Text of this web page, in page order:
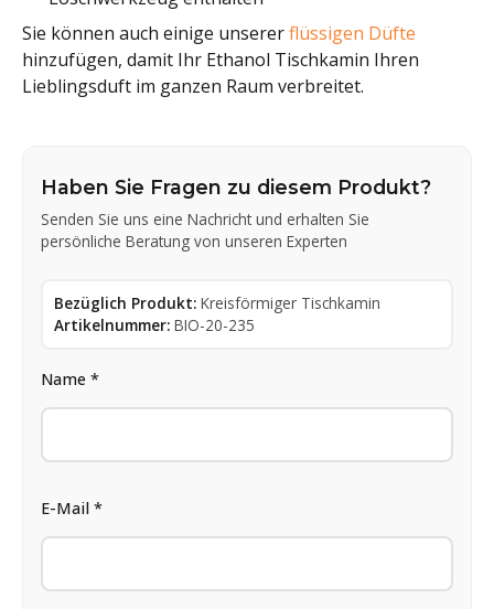
Sie können auch einige unsererflüssigen Düfte
hinzufügen, damit Ihr Ethanol Tischkamin Ihren
Lieblingsduft im ganzen Raum verbreitet.
Haben Sie Fragen zu diesem Produkt?
Senden Sie uns eine Nachricht und erhalten Sie
persönliche Beratung von unseren Experten
Bezüglich Produkt: Kreisförmiger Tischkamin
Artikelnummer: BIO-20-235
Name *
E-Mail *